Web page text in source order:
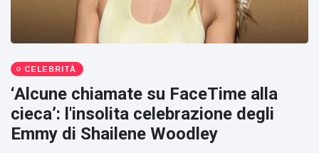
CELEBRITÀ
‘Alcune chiamate su FaceTime alla
cieca’: l'insolita celebrazione degli
Emmy di Shailene Woodley